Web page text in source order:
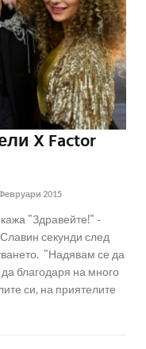
X Factor
2015
"Здравейте!" -
секунди след
"Надявам се да
да благодаря на много
си, на приятелите